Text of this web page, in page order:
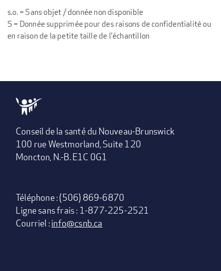
s.o. = Sans objet / donnée non disponible
S = Donnée supprimée pour des raisons de confidentialité ou
en raison de la petite taille de l'échantillon
Conseil de la santé du Nouveau-Brunswick
100 rue Westmorland, Suite 120
Moncton, N.-B. E1C 0G1
Téléphone : (506) 869-6870
Ligne sans frais : 1-877-225-2521
Courriel :info@csnb.ca